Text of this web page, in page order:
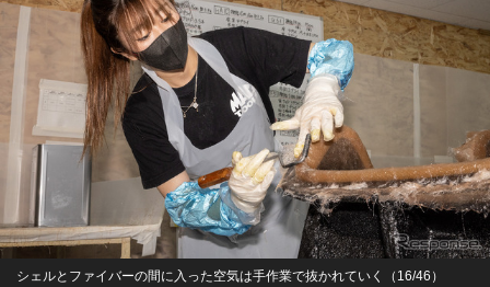
シェルとファイバーの間に入った空気は手作業で抜かれていく（16/46）